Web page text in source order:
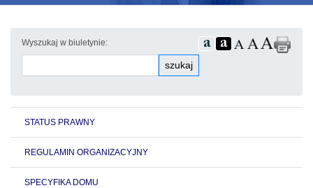
Wyszukaj w biuletynie:
szukaj
STATUS PRAWNY
REGULAMIN ORGANIZACYJNY
SPECYFIKA DOMU